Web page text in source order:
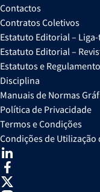
Contactos
Contratos Coletivos
Estatuto Editorial –
Estatuto Editorial –
Estatutos e
Disciplina
Manuais de Normas
Política de Privacidade
Termos e Condições
Condições de Utilização